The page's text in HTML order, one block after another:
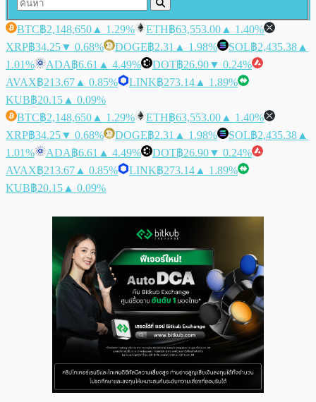
BTC฿2,148,650 ▲ 1.29% ETH฿63,553.00 ▲ 1.40%
XRP฿34.25▼ 0.68% DOGE฿2.31 ▲ 1.98% SOL฿2,435.38 ▲
1.01%
ADA฿6.61 ▲ 4.49% DOT฿26.90▼ 0.24%
AVAX฿213.67 ▲ 0.85% LINK฿273.14 ▲ 1.89%
KUB฿20.15 ▲ 0.09%
BTC฿2,148,650 ▲ 1.29% ETH฿63,553.00 ▲ 1.40%
XRP฿34.25▼ 0.68% DOGE฿2.31 ▲ 1.98% SOL฿2,435.38 ▲
1.01%
ADA฿6.61 ▲ 4.49% DOT฿26.90▼ 0.24%
AVAX฿213.67 ▲ 0.85% LINK฿273.14 ▲ 1.89%
KUB฿20.15 ▲ 0.09%